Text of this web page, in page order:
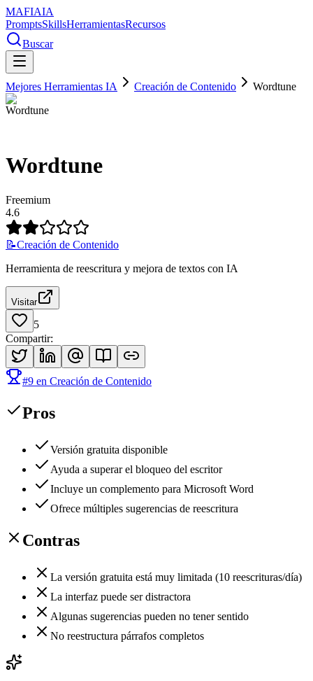
MAFIAIA
PromptsSkillsHerramientasRecursos
Buscar
Mejores Herramientas IA Creación de Contenido Wordtune
Wordtune
Freemium
4.6
📝Creación de Contenido
Herramienta de reescritura y mejora de textos con IA
Visitar
5
Compartir:
#9 en Creación de Contenido
Pros
Versión gratuita disponible
Ayuda a superar el bloqueo del escritor
Incluye un complemento para Microsoft Word
Ofrece múltiples sugerencias de reescritura
Contras
La versión gratuita está muy limitada (10 reescrituras/día)
La interfaz puede ser distractora
Algunas sugerencias pueden no tener sentido
No reestructura párrafos completos